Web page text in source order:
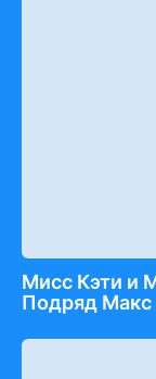
Мисс Кэти и
Подряд Макс